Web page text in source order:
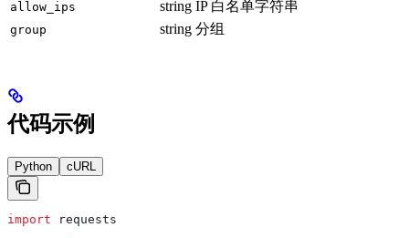
allow_ips string IP 白名单字符串
group string 分组
代码示例
Python cURL
import requests